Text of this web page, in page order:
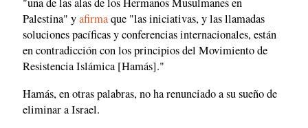
Palestina" yafirmaque "las iniciativas, y las llamadas
soluciones pacíficas y conferencias internacionales, están
en contradicción con los principios del Movimiento de
Resistencia Islámica [Hamás]."
Hamás, en otras palabras, no ha renunciado a su sueño de
eliminar a Israel.